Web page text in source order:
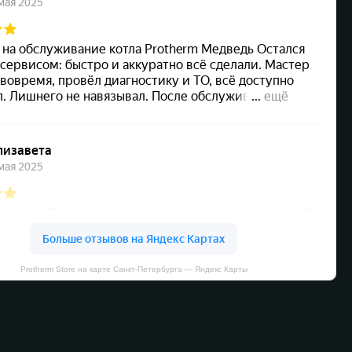
Protherm Store на карте Санкт‑Петербурга — Яндекс Карты